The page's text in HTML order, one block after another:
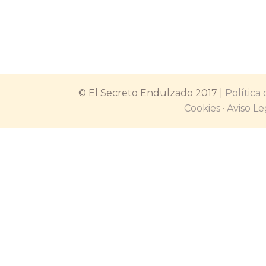
© El Secreto Endulzado 2017 | Política
Cookies· Aviso